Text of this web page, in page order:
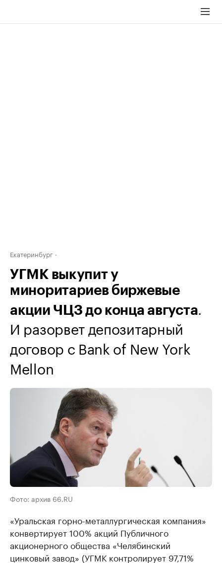
Екатеринбург
УГМК выкупит у
миноритариев биржевые
акции ЧЦЗ до конца августа.
И разорвет депозитарный
договор с Bank of New York
Mellon
Фото: архив 66.RU
«Уральская горно-металлургическая компания»
конвертирует 100% акций Публичного
акционерного общества «Челябинский
цинковый завод» (УГМК контролирует 97,71%